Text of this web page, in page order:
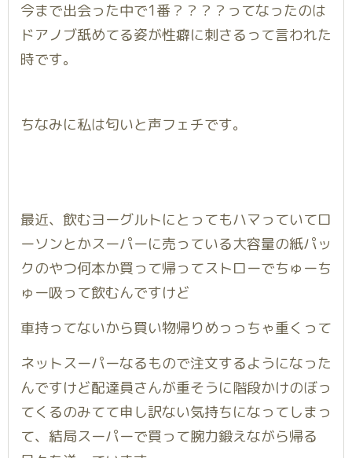
今まで出会った中で1番？？？？ってなったのは
ドアノブ舐めてる姿が性癖に刺さるって言われた
時です。
ちなみに私は匂いと声フェチです。
最近、飲むヨーグルトにとってもハマっていてロ
ーソンとかスーパーに売っている大容量の紙パッ
クのやつ何本か買って帰ってストローでちゅーち
ゅー吸って飲むんですけど
車持ってないから買い物帰りめっっちゃ重くって
ネットスーパーなるもので注文するようになった
んですけど配達員さんが重そうに階段かけのぼっ
てくるのみてて申し訳ない気持ちになってしまっ
て、結局スーパーで買って腕力鍛えながら帰る